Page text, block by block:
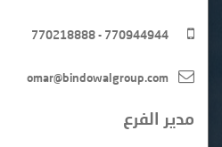
770218888 - 770944944
omar@bindowalgroup.com
مدير الفرع